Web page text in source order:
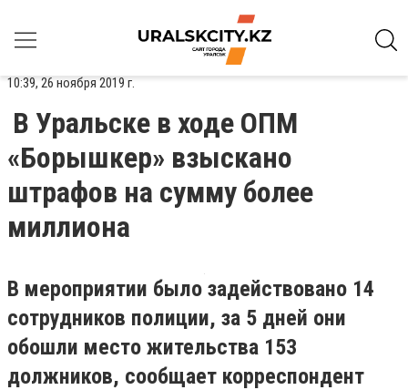
10:39, 26 ноября 2019 г.
В Уральске в ходе ОПМ
«Борышкер» взыскано
штрафов на сумму более
миллиона
В мероприятии было задействовано 14
сотрудников полиции, за 5 дней они
обошли место жительства 153
должников, сообщает корреспондент